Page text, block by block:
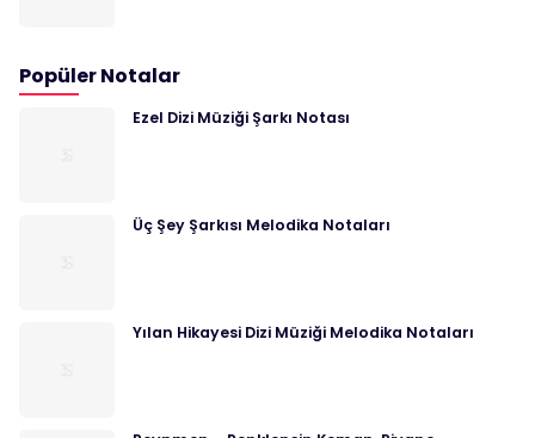
Popüler Notalar
Ezel Dizi Müziği Şarkı Notası
Üç Şey Şarkısı Melodika Notaları
Yılan Hikayesi Dizi Müziği Melodika Notaları